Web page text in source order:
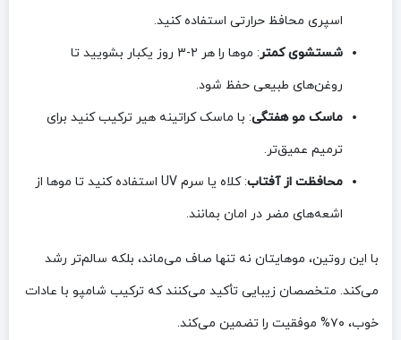
اسپری محافظ حرارتی استفاده کنید.
شستشوی کمتر
: موها را هر ۲-۳ روز یکبار بشویید تا
روغن‌های طبیعی حفظ شود.
ماسک مو هفتگی: با ماسک کراتینه هیر ترکیب کنید برای
ترمیم عمیق‌تر.
محافظت از آفتاب
: کلاه یا سرم UV استفاده کنید تا موها از
اشعه‌های مضر در امان بمانند.
با این روتین، موهایتان نه تنها صاف می‌ماند، بلکه سالم‌تر رشد
می‌کند. متخصصان زیبایی تأکید می‌کنند که ترکیب شامپو با عادات
خوب، ۷۰% موفقیت را تضمین می‌کند.